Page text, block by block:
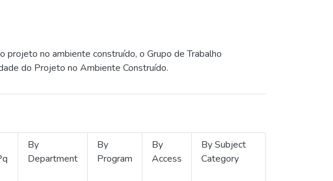
projeto no ambiente construído, o Grupo de Trabalho
do Projeto no Ambiente Construído.
By
Department
By
Program
By
Access
By Subject
Category